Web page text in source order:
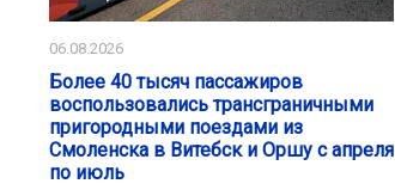
06.08.2026
Более 40 тысяч пассажиров
воспользовались трансграничными
пригородными поездами из
Смоленска в Витебск и Оршу с апреля
по июль